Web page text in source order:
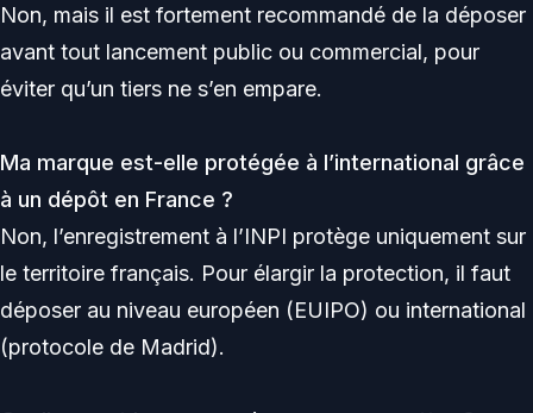
Non, mais il est fortement recommandé de la déposer
avant tout lancement public ou commercial, pour
éviter qu’un tiers ne s’en empare.
Ma marque est-elle protégée à l’international grâce
à un dépôt en France ?
Non, l’enregistrement à l’INPI protège uniquement sur
le territoire français. Pour élargir la protection, il faut
déposer au niveau européen (EUIPO) ou international
(protocole de Madrid).